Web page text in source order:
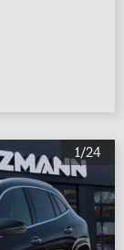
1/24